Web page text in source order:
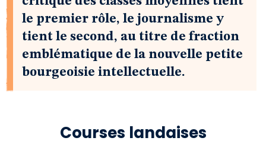
le premier rôle, le journalisme y
tient le second, au titre de fraction
emblématique de la nouvelle petite
bourgeoisie intellectuelle.
Courses landaises